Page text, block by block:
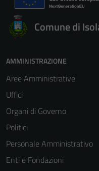
Comune di
AMMINISTRAZIONE
Aree Amministrative
Uffici
Organi di Governo
Politici
Personale Amministrativo
Enti e Fondazioni